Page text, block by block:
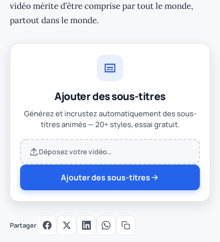
Partager
vidéo mérite d’être comprise par tout le monde,
partout dans le monde.
Ajouter des sous-titres
Générez et incrustez automatiquement des sous-
titres animés — 20+ styles, essai gratuit.
Déposez votre vidéo…
Ajouter des sous-titres